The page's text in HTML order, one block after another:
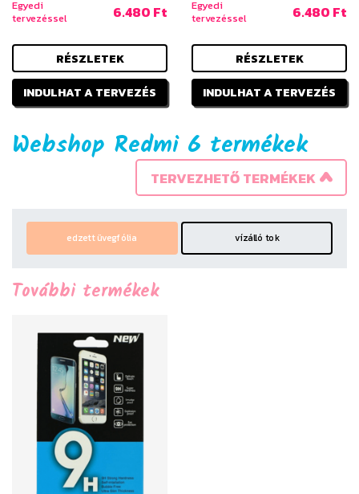
Egyedi
tervezéssel
6.480 Ft
RÉSZLETEK
INDULHAT A TERVEZÉS
Egyedi
tervezéssel
6.480 Ft
RÉSZLETEK
INDULHAT A TERVEZÉS
Webshop Redmi 6 termékek
TERVEZHETŐ TERMÉKEK
edzett üvegfólia vízálló tok
További termékek